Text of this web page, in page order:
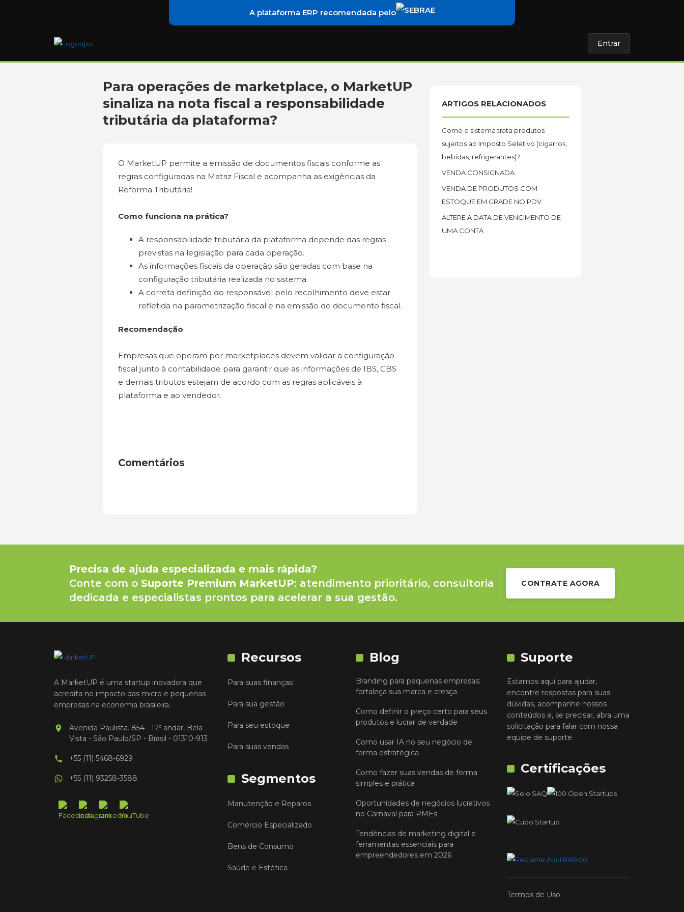
A plataforma ERP recomendada pelo
Entrar
Para operações de marketplace, o MarketUP
sinaliza na nota fiscal a responsabilidade
tributária da plataforma?
O MarketUP permite a emissão de documentos fiscais conforme as
regras configuradas na Matriz Fiscal e acompanha as exigências da
Reforma Tributária!
Como funciona na prática?
A responsabilidade tributária da plataforma depende das regras
previstas na legislação para cada operação.
As informações fiscais da operação são geradas com base na
configuração tributária realizada no sistema.
A correta definição do responsável pelo recolhimento deve estar
refletida na parametrização fiscal e na emissão do documento fiscal.
Recomendação
Empresas que operam por marketplaces devem validar a configuração
fiscal junto à contabilidade para garantir que as informações de IBS, CBS
e demais tributos estejam de acordo com as regras aplicáveis à
plataforma e ao vendedor.
Comentários
ARTIGOS RELACIONADOS
Como o sistema trata produtos
sujeitos ao Imposto Seletivo (cigarros,
bebidas, refrigerantes)?
VENDA CONSIGNADA
VENDA DE PRODUTOS COM
ESTOQUE EM GRADE NO PDV
ALTERE A DATA DE VENCIMENTO DE
UMA CONTA
Precisa de ajuda especializada e mais rápida?
Conte com o Suporte Premium MarketUP: atendimento prioritário, consultoria
dedicada e especialistas prontos para acelerar a sua gestão.
CONTRATE AGORA
A MarketUP é uma startup inovadora que
acredita no impacto das micro e pequenas
empresas na economia brasileira.
Avenida Paulista. 854 - 17º andar, Bela
Vista - São Paulo/SP - Brasil - 01310-913
+55 (11) 5468-6929
+55 (11) 93258-3588
Recursos
Para suas finanças
Para sua gestão
Para seu estoque
Para suas vendas
Segmentos
Manutenção e Reparos
Comércio Especializado
Bens de Consumo
Saúde e Estética
Blog
Branding para pequenas empresas:
fortaleça sua marca e cresça
Como definir o preço certo para seus
produtos e lucrar de verdade
Como usar IA no seu negócio de
forma estratégica
Como fazer suas vendas de forma
simples e prática
Oportunidades de negócios lucrativos
no Carnaval para PMEs
Tendências de marketing digital e
ferramentas essenciais para
empreendedores em 2026
Suporte
Estamos aqui para ajudar,
encontre respostas para suas
dúvidas, acompanhe nossos
conteúdos e, se precisar, abra uma
solicitação para falar com nossa
equipe de suporte.
Certificações
Termos de Uso